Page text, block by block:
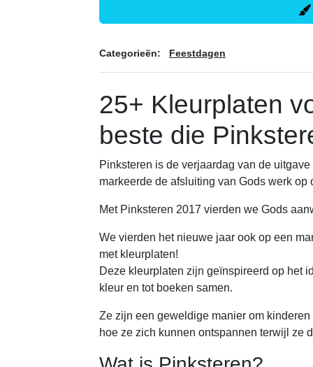
Categorieën: Feestdagen
25+ Kleurplaten
beste die
Pinksteren is de verjaardag van de
markeerde de afsluiting van Gods werk op
Met Pinksteren 2017 vierden we Gods
We vierden het nieuwe jaar ook op een
met kleurplaten!
Deze kleurplaten zijn geïnspireerd op het
kleur en tot boeken samen.
Ze zijn een geweldige manier om
hoe ze zich kunnen ontspannen terwijl ze